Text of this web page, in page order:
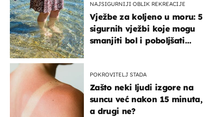
NAJSIGURNIJI OBLIK REKREACIJE
Vježbe za koljeno u moru: 5
sigurnih vježbi koje mogu
smanjiti bol i poboljšati
POKROVITELJ STADA
Zašto neki ljudi izgore na
suncu već nakon 15 minuta,
a drugi ne?